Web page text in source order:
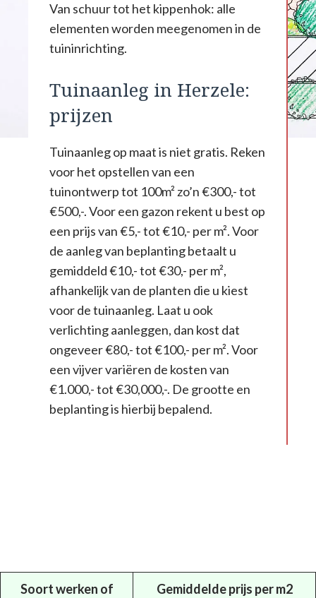
Van schuur tot het kippenhok: alle
elementen worden meegenomen in de
tuininrichting.
Tuinaanleg in Herzele:
prijzen
Tuinaanleg op maat is niet gratis. Reken
voor het opstellen van een
tuinontwerp tot 100m² zo’n €300,- tot
€500,-. Voor een gazon rekent u best op
een prijs van €5,- tot €10,- per m². Voor
de aanleg van beplanting betaalt u
gemiddeld €10,- tot €30,- per m²,
afhankelijk van de planten die u kiest
voor de tuinaanleg. Laat u ook
verlichting aanleggen, dan kost dat
ongeveer €80,- tot €100,- per m². Voor
een vijver variëren de kosten van
€1.000,- tot €30,000,-. De grootte en
beplanting is hierbij bepalend.
Soort werken of
Gemiddelde prijs per m2